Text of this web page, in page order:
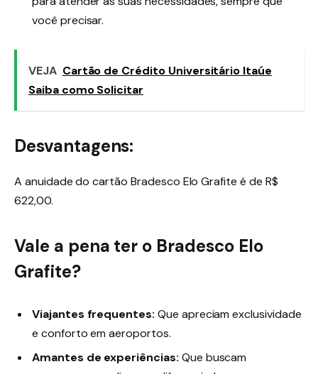
você precisar.
VEJA Cartão de Crédito Universitário Itaúe
Saiba como Solicitar
Desvantagens:
A anuidade do cartão Bradesco Elo Grafite é de R$
622,00.
Vale a pena ter o Bradesco Elo
Grafite?
Viajantes frequentes: Que apreciam exclusividade
e conforto em aeroportos.
Amantes de experiências: Que buscam